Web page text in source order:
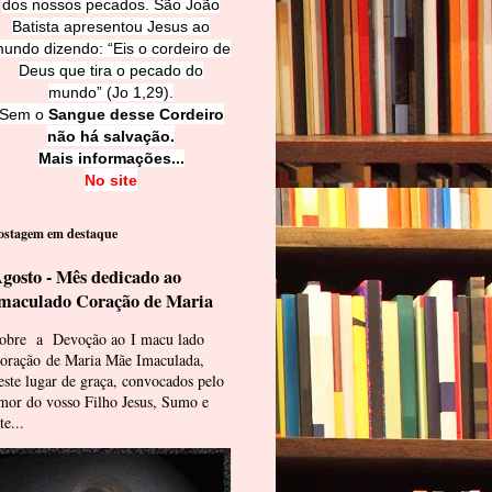
dos nossos pecados. São João
Batista apresentou Jesus ao
dizendo: “Eis o cordeiro de
Deus que tira o pecado do
mundo” (Jo 1,29).
o Sangue desse Cordeiro
não há salvação.
Mais informações...
No site
em destaque
- Mês dedicado ao
Coração de Maria
a Devoção ao I macu lado
de Maria Mãe Imaculada,
lugar de graça, convocados pelo
do vosso Filho Jesus, Sumo e